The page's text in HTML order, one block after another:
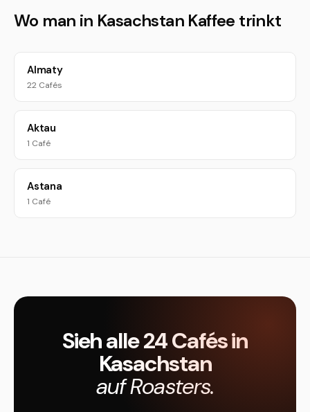
Wo man in Kasachstan Kaffee trinkt
Almaty
22 Cafés
Aktau
1 Café
Astana
1 Café
Sieh alle 24 Cafés in
Kasachstan
auf Roasters.